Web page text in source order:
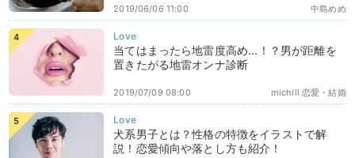
中島めめ
2019/06/06 11:00
当てはまったら地雷度高め...！？男が距離を
置きたがる地雷オンナ診断
michill 恋愛・結婚
2019/07/09 08:00
犬系男子とは？性格の特徴をイラストで解
説！恋愛傾向や落とし方も紹介！